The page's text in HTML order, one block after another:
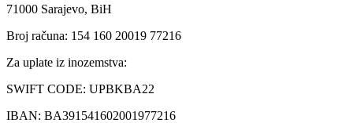
71000 Sarajevo, BiH
Broj računa: 154 160 20019 77216
Za uplate iz inozemstva:
SWIFT CODE: UPBKBA22
IBAN: BA391541602001977216